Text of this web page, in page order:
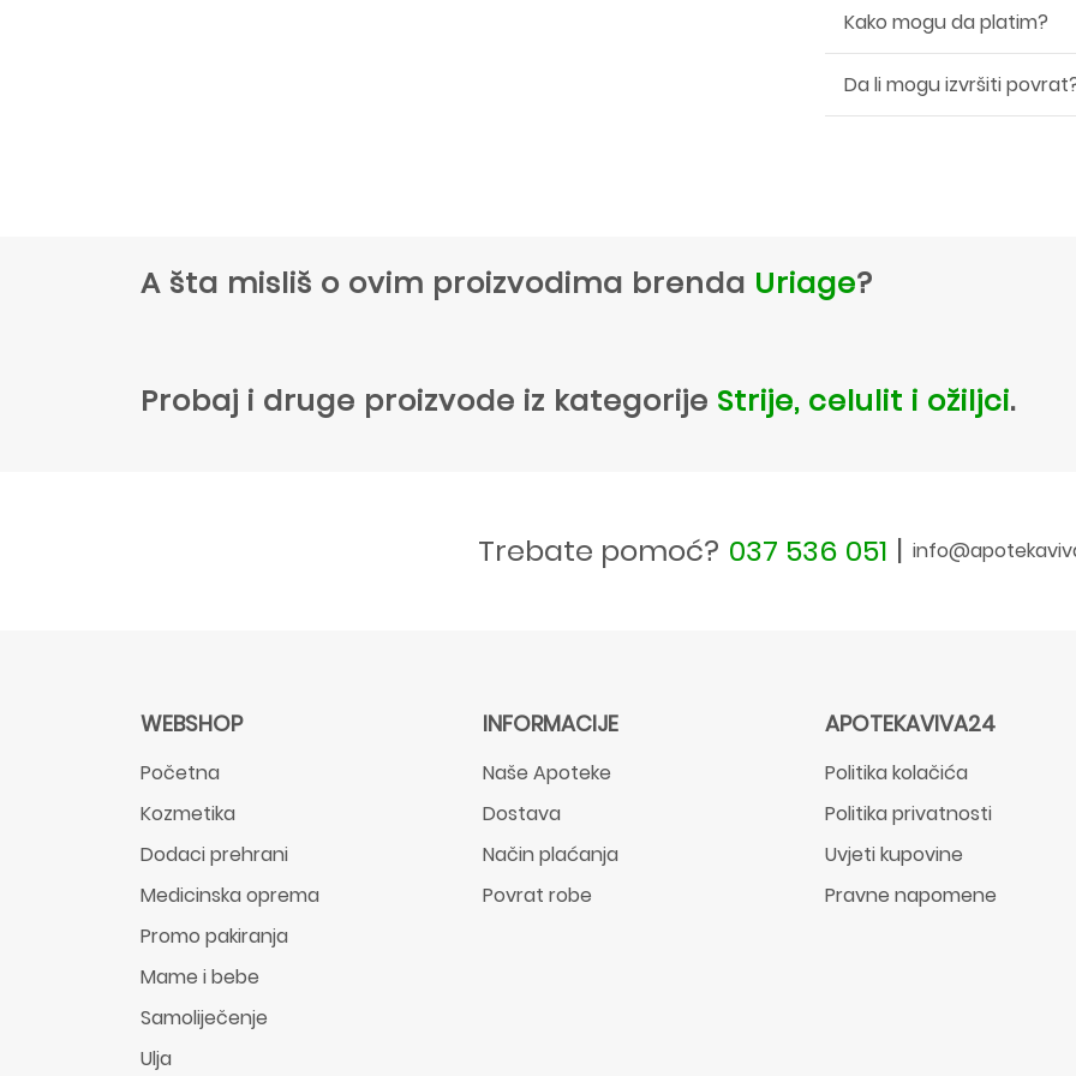
Kako mogu da platim?
Da li mogu izvršiti
A šta misliš o ovim proizvodima brenda Uriage?
Probaj i druge proizvode iz kategorije Strije, celulit i ožiljci.
Trebate pomoć? 037 536 051 |
WEBSHOP
Početna
Kozmetika
Dodaci prehrani
Medicinska oprema
Promo pakiranja
Mame i bebe
Samoliječenje
Ulja
INFORMACIJE
Naše Apoteke
Dostava
Način plaćanja
Povrat robe
APOTEKAVIVA24
Politika kolačića
Politika privatnosti
Uvjeti kupovine
Pravne napomene